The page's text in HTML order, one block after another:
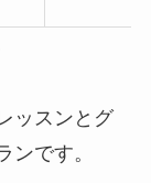
ッスンとグ
ンです。